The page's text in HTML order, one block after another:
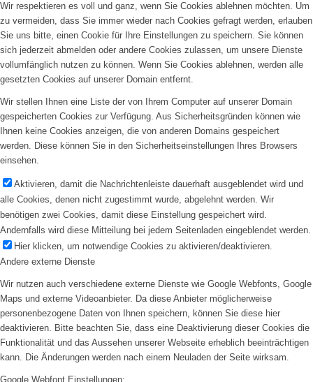
Wir respektieren es voll und ganz, wenn Sie Cookies ablehnen möchten. Um
zu vermeiden, dass Sie immer wieder nach Cookies gefragt werden, erlauben
Sie uns bitte, einen Cookie für Ihre Einstellungen zu speichern. Sie können
sich jederzeit abmelden oder andere Cookies zulassen, um unsere Dienste
vollumfänglich nutzen zu können. Wenn Sie Cookies ablehnen, werden alle
gesetzten Cookies auf unserer Domain entfernt.
Wir stellen Ihnen eine Liste der von Ihrem Computer auf unserer Domain
gespeicherten Cookies zur Verfügung. Aus Sicherheitsgründen können wie
Ihnen keine Cookies anzeigen, die von anderen Domains gespeichert
werden. Diese können Sie in den Sicherheitseinstellungen Ihres Browsers
einsehen.
Aktivieren, damit die Nachrichtenleiste dauerhaft ausgeblendet wird und
alle Cookies, denen nicht zugestimmt wurde, abgelehnt werden. Wir
benötigen zwei Cookies, damit diese Einstellung gespeichert wird.
Andernfalls wird diese Mitteilung bei jedem Seitenladen eingeblendet werden.
Hier klicken, um notwendige Cookies zu aktivieren/deaktivieren.
Andere externe Dienste
Wir nutzen auch verschiedene externe Dienste wie Google Webfonts, Google
Maps und externe Videoanbieter. Da diese Anbieter möglicherweise
personenbezogene Daten von Ihnen speichern, können Sie diese hier
deaktivieren. Bitte beachten Sie, dass eine Deaktivierung dieser Cookies die
Funktionalität und das Aussehen unserer Webseite erheblich beeinträchtigen
kann. Die Änderungen werden nach einem Neuladen der Seite wirksam.
Google Webfont Einstellungen: